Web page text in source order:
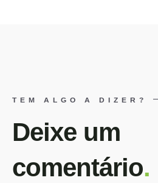
TEM ALGO A DIZER?
Deixe um
comentário.